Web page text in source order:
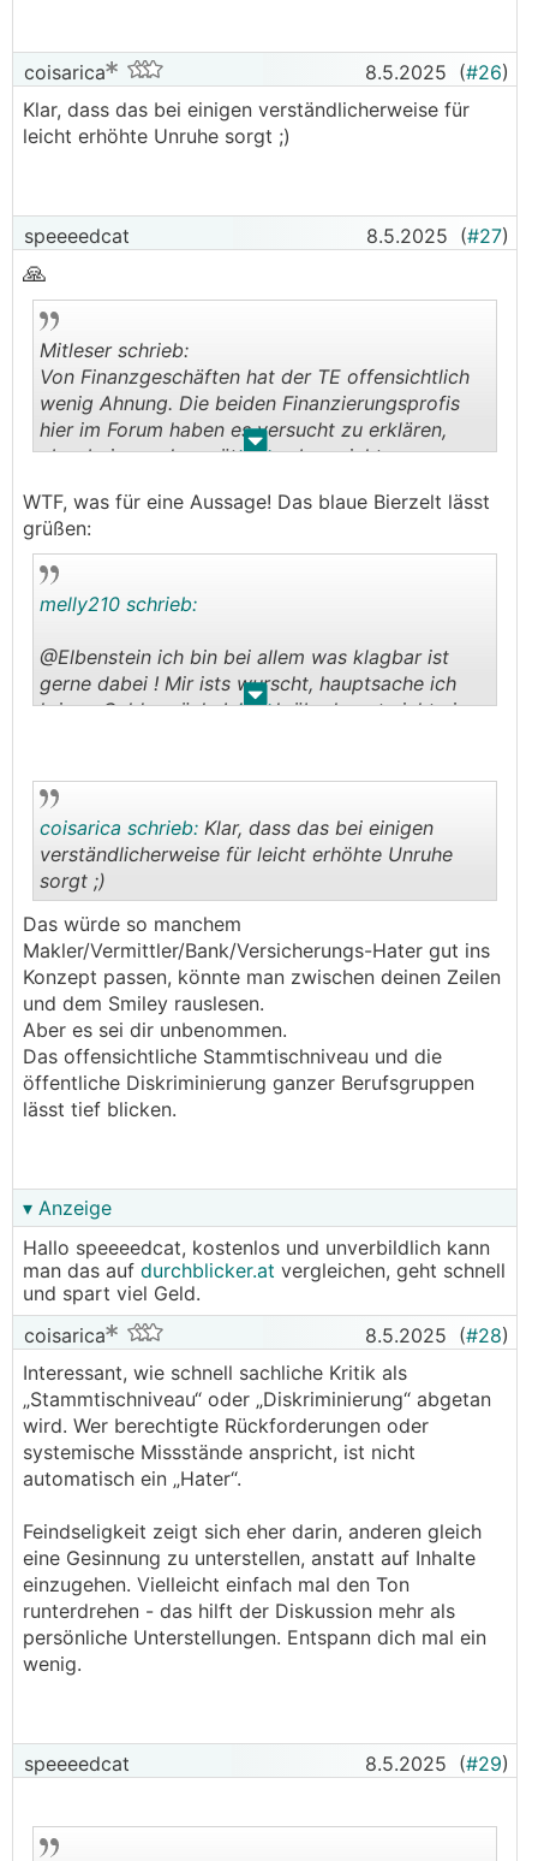
coisarica 8.5.2025 (#26)
Klar, dass das bei einigen verständlicherweise für
leicht erhöhte Unruhe sorgt ;)
speeeedcat 8.5.2025 (#27)
🙏
. .
Mitleser schrieb:
Von Finanzgeschäften hat der TE offensichtlich
wenig Ahnung. Die beiden Finanzierungsprofis
hier im Forum haben es versucht zu erklären,
aber bei manchen nützt es eben nichts.
WTF, was für eine Aussage! Das blaue Bierzelt lässt
grüßen:
. .
melly210 schrieb:
@Elbenstein ich bin bei allem was klagbar ist
gerne dabei ! Mir ists wurscht, hauptsache ich
kriege Geld zurück. Ich seh überhaupt nicht ein
.
coisarica schrieb: Klar, dass das bei einigen
verständlicherweise für leicht erhöhte Unruhe
sorgt ;)
Das würde so manchem
Makler/Vermittler/Bank/Versicherungs-Hater gut ins
Konzept passen, könnte man zwischen deinen Zeilen
und dem Smiley rauslesen.
Aber es sei dir unbenommen.
Das offensichtliche Stammtischniveau und die
öffentliche Diskriminierung ganzer Berufsgruppen
lässt tief blicken.
▾ Anzeige
Hallo speeeedcat, kostenlos und unverbildlich kann
man das auf durchblicker.at vergleichen, geht schnell
und spart viel Geld.
coisarica
8.5.2025 (#28)
Interessant, wie schnell sachliche Kritik als
„Stammtischniveau“ oder „Diskriminierung“ abgetan
wird. Wer berechtigte Rückforderungen oder
systemische Missstände anspricht, ist nicht
automatisch ein „Hater“.
Feindseligkeit zeigt sich eher darin, anderen gleich
eine Gesinnung zu unterstellen, anstatt auf Inhalte
einzugehen. Vielleicht einfach mal den Ton
runterdrehen - das hilft der Diskussion mehr als
persönliche Unterstellungen. Entspann dich mal ein
wenig.
speeeedcat 8.5.2025 (#29)